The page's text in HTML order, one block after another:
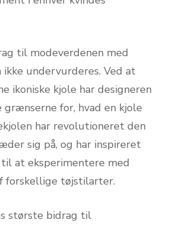
til modeverdenen med
undervurderes. Ved at
ikoniske kjole har designeren
for, hvad en kjole
har revolutioneret den
sig på, og har inspireret
at eksperimentere med
forskellige tøjstilarter.
største bidrag til